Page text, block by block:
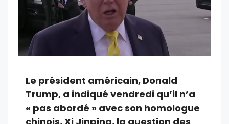
Le président américain, Donald
Trump, a indiqué vendredi qu’il n’a
« pas abordé » avec son homologue